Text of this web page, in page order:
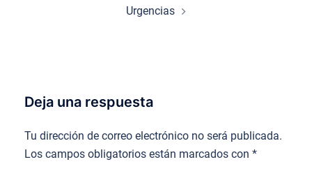
Urgencias
Deja una respuesta
Tu dirección de correo electrónico no será publicada.
Los campos obligatorios están marcados con *